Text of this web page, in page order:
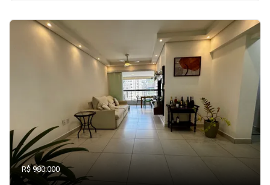
R$ 980.000